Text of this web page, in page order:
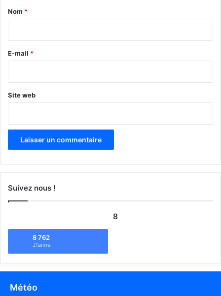
a
e
Nom *
E-mail *
Site web
Suivez nous !
8
8 762
J\'aime
Météo